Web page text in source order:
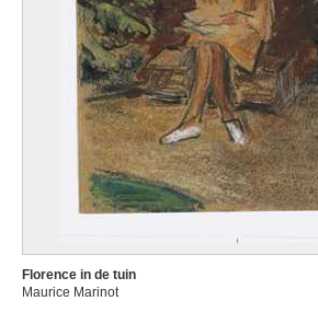
Florence in de tuin
Maurice Marinot